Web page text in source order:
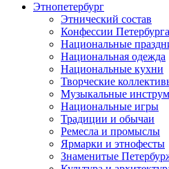
Этнопетербург
Этнический состав
Конфессии Петербурга
Национальные
Национальная одежда
Национальные кухни
Творческие
Музыкальные
Национальные игры
Традиции и обычаи
Ремесла и промыслы
Ярмарки и этнофесты
Знаменитые